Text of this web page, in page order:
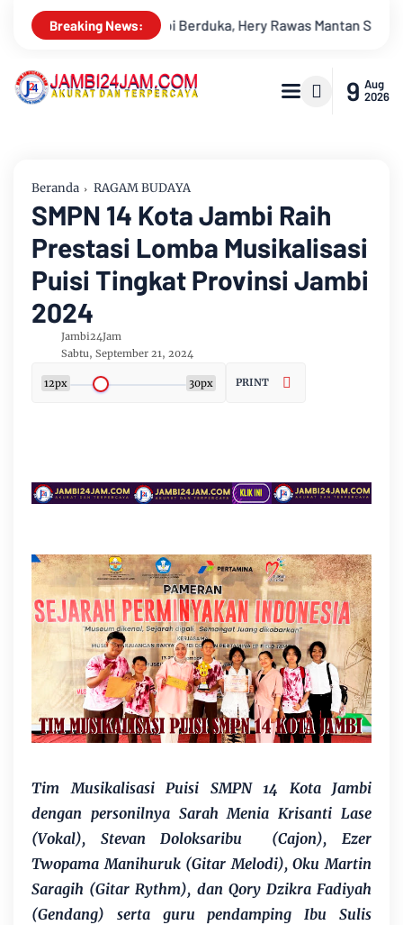
Breaking News:
PWI Jambi Tutup Usia Menapaki Usia 59 Tahun,
9 Aug
2026
Beranda RAGAM BUDAYA
SMPN 14 Kota Jambi Raih
Prestasi Lomba Musikalisasi
Puisi Tingkat Provinsi Jambi
2024
Jambi24Jam
Sabtu, September 21, 2024
12px 30px PRINT
Tim Musikalisasi Puisi SMPN 14 Kota Jambi
dengan personilnya Sarah Menia Krisanti Lase
(Vokal), Stevan Doloksaribu (Cajon), Ezer
Twopama Manihuruk (Gitar Melodi), Oku Martin
Saragih (Gitar Rythm), dan Qory Dzikra Fadiyah
(Gendang) serta guru pendamping Ibu Sulis